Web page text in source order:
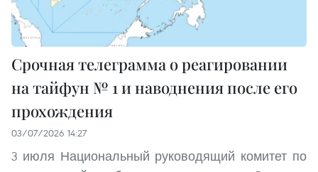
Срочная телеграмма о реагировании
на тайфун № 1 и наводнения после его
прохождения
03/07/2026 14:27
3 июля Национальный руководящий комитет по